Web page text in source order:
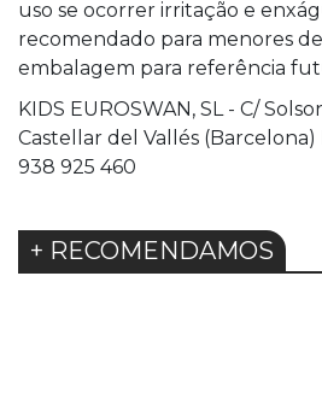
uso se ocorrer irritação e
recomendado para menores
embalagem para referência
KIDS EUROSWAN, SL - C/
Castellar del Vallés (Barcelona)
938 925 460
+ RECOMENDAMOS